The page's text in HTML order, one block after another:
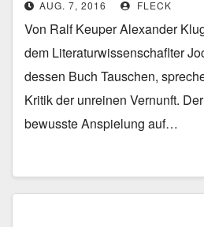
AUG. 7, 2016 FLECK
Von Ralf Keuper Alexander
dem Literaturwissenschaflter
dessen Buch Tauschen,
Kritik der unreinen Vernunft.
bewusste Anspielung auf…